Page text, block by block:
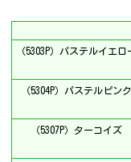
（5303P）パステルイエロ
（5304P）パステルピンク
（5307P）ターコイズ